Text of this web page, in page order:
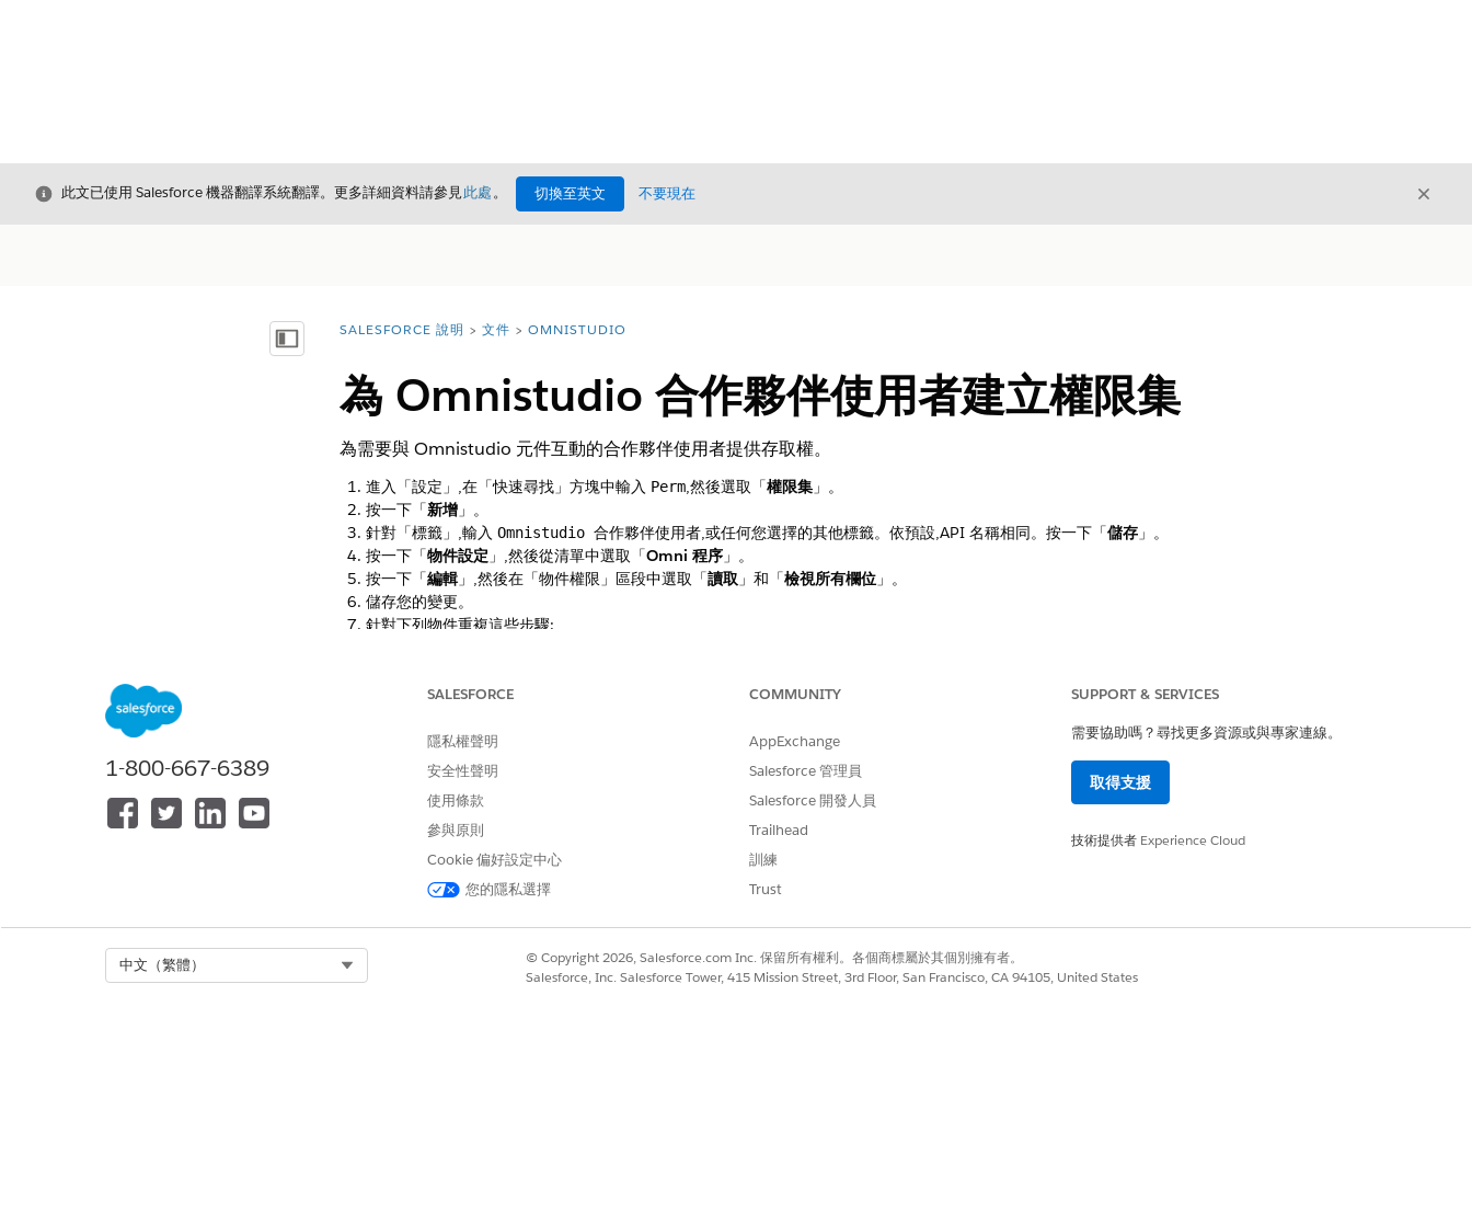
結束
此文已使用 Salesforce 機器翻譯系統翻譯。更多詳細資料請參見此處。 切換至英文 不要現在 結束
顯示目錄 您位於此處：
SALESFORCE 說明 文件 OMNISTUDIO
為 Omnistudio 合作夥伴使用者建立權限集
為需要與 Omnistudio 元件互動的合作夥伴使用者提供存取權。
進入「設定」,在「快速尋找」方塊中輸入 Perm,然後選取「權限集」。
按一下「新增」。
針對「標籤」,輸入 Omnistudio 合作夥伴使用者,或任何您選擇的其他標籤。依預設,API 名稱相同。按一下「儲存」。
按一下「物件設定 」,然後從清單中選取「Omni 程序」。
按一下「編輯」,然後在「物件權限」區段中選取「讀取 」和「檢視所有欄位」。
儲存您的變更。
針對下列物件重複這些步驟:
OmniScript 儲存的工作階段
請讓我們知道，以便我們改進！
是
1-800-667-6389
SALESFORCE
隱私權聲明
安全性聲明
使用條款
參與原則
Cookie 偏好設定中心
您的隱私選擇
COMMUNITY
AppExchange
Salesforce 管理員
Salesforce 開發人員
Trailhead
訓練
Trust
SUPPORT & SERVICES
需要協助嗎？尋找更多資源或與專家連線。
取得支援
技術提供者 Experience Cloud
中文（繁體）
© Copyright 2026, Salesforce.com Inc. 保留所有權利。各個商標屬於其個別擁有者。
Salesforce, Inc. Salesforce Tower, 415 Mission Street, 3rd Floor, San Francisco, CA 94105, United States